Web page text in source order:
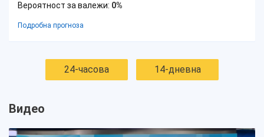
Вероятност за валежи: 0%
Подробна прогноза
24-часова 14-дневна
Видео